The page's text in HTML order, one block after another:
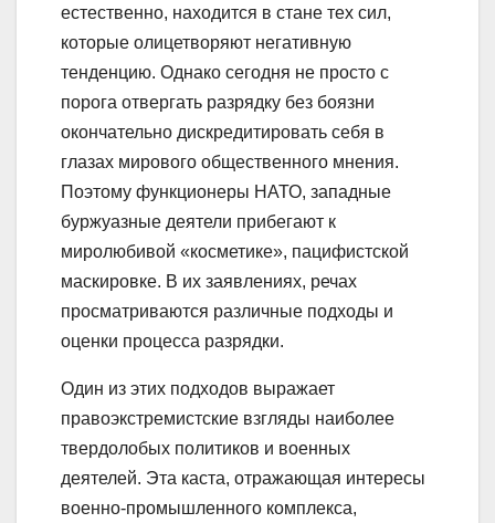
естественно, находится в стане тех сил,
которые олицетворяют негативную
тенденцию. Однако сегодня не просто с
порога отвергать разрядку без боязни
окончательно дискредитировать себя в
глазах мирового общественного мнения.
Поэтому функционеры НАТО, западные
буржуазные деятели прибегают к
миролюбивой «косметике», пацифистской
маскировке. В их заявлениях, речах
просматриваются различные подходы и
оценки процесса разрядки.
Один из этих подходов выражает
правоэкстремистские взгляды наиболее
твердолобых политиков и военных
деятелей. Эта каста, отражающая интересы
военно-промышленного комплекса,